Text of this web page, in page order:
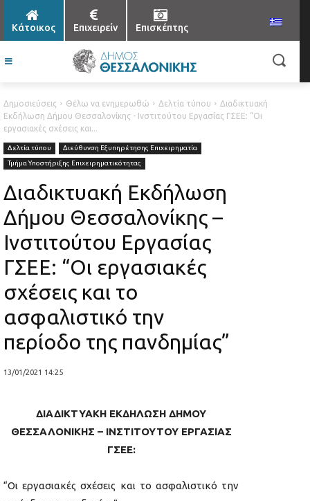
Κάτοικος Επιχειρείν Επισκέπτης
Δημοσιεύσεις Θέλω να ενημερωθώ Δελτία τύπου
Διαδικτυακή
Εκδήλωση Δήμου Θεσσαλονίκης - Ινστιτούτου Εργασίας ΓΣΕΕ: “Οι
εργασιακές σχέσεις και...
Δελτία τύπου
Διεύθυνση Εξυπηρέτησης Επιχειρηματία
Τμήμα Υποστήριξης Επιχειρηματικότητας
Διαδικτυακή Εκδήλωση
Δήμου Θεσσαλονίκης –
Ινστιτούτου Εργασίας
ΓΣΕΕ: “Οι εργασιακές
σχέσεις και το
ασφαλιστικό την
περίοδο της πανδημίας”
13/01/2021 14:25
ΔΙΑΔΙΚΤΥΑΚΗ ΕΚΔΗΛΩΣΗ ΔΗΜΟΥ
ΘΕΣΣΑΛΟΝΙΚΗΣ – ΙΝΣΤΙΤΟΥΤΟΥ ΕΡΓΑΣΙΑΣ
ΓΣΕΕ:
“Οι εργασιακές σχέσεις και το ασφαλιστικό την